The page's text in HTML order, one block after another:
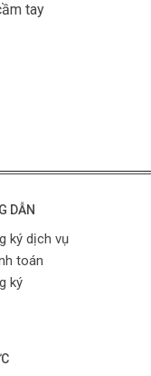
tay
DẪN
ký dịch vụ
toán
ký